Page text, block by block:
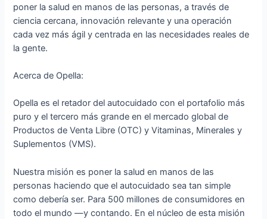
poner la salud en manos de las personas, a través de
ciencia cercana, innovación relevante y una operación
cada vez más ágil y centrada en las necesidades reales de
la gente.
Acerca de Opella:
Opella es el retador del autocuidado con el portafolio más
puro y el tercero más grande en el mercado global de
Productos de Venta Libre (OTC) y Vitaminas, Minerales y
Suplementos (VMS).
Nuestra misión es poner la salud en manos de las
personas haciendo que el autocuidado sea tan simple
como debería ser. Para 500 millones de consumidores en
todo el mundo —y contando. En el núcleo de esta misión